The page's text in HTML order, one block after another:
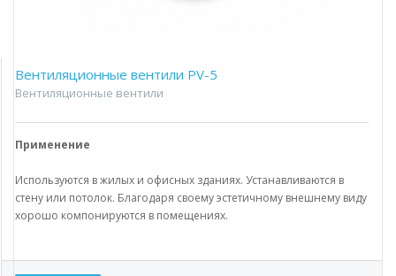
Вентиляционные вентили PV-5
Вентиляционные вентили
Применение
Используются в жилых и офисных зданиях. Устанавливаются в
стену или потолок. Благодаря своему эстетичному внешнему виду
хорошо компонируются в помещениях.